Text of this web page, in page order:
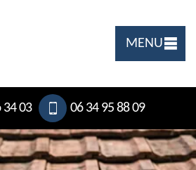
MENU
34 03 06 34 95 88 09